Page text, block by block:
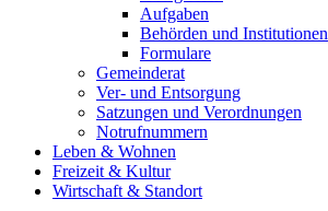
Aufgaben
Behörden und Institutionen
Formulare
Gemeinderat
Ver- und Entsorgung
Satzungen und Verordnungen
Notrufnummern
Leben & Wohnen
Freizeit & Kultur
Wirtschaft & Standort